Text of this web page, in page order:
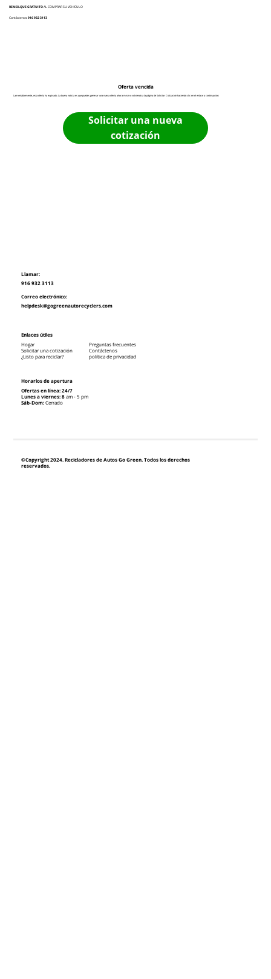
REMOLQUE GRATUITOAL COMPRAR SU VEHÍCULO
Contáctenos:916 932 3113
Oferta vencida
Lamentablemente, esta oferta ha expirado. La buena noticia es que puedes generar una nueva oferta ahora mismo volviendo a la página de Solicitar Cotización haciendo clic en el enlace a continuación:
Solicitar una nueva
cotización
©Copyright 2024. Recicladores de Autos Go Green. Todos los derechos
reservados.
Llamar:
916 932 3113
Correo electrónico:
helpdesk@gogreenautorecyclers.com
Horarios de apertura
Ofertas en línea: 24/7
Lunes a viernes: 8am - 5 pm
Sáb-Dom:Cerrado
Enlaces útiles
Hogar
Solicitar una cotización
¿Listo para reciclar?
Preguntas frecuentes
Contáctenos
política de privacidad